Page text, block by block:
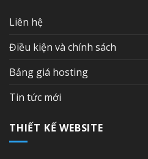
Liên hệ
Điều kiện và chính sách
Bảng giá hosting
Tin tức mới
THIẾT KẾ WEBSITE